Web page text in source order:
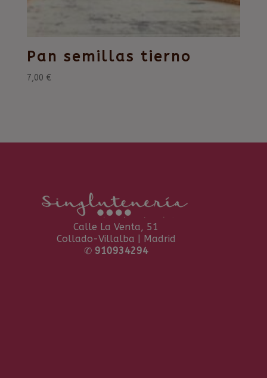
Pan semillas tierno
7,00 €
Calle La Venta, 51
Collado-Villalba | Madrid
✆ 910934294